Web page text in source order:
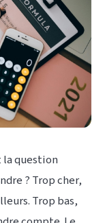
question
? Trop cher,
Trop bas,